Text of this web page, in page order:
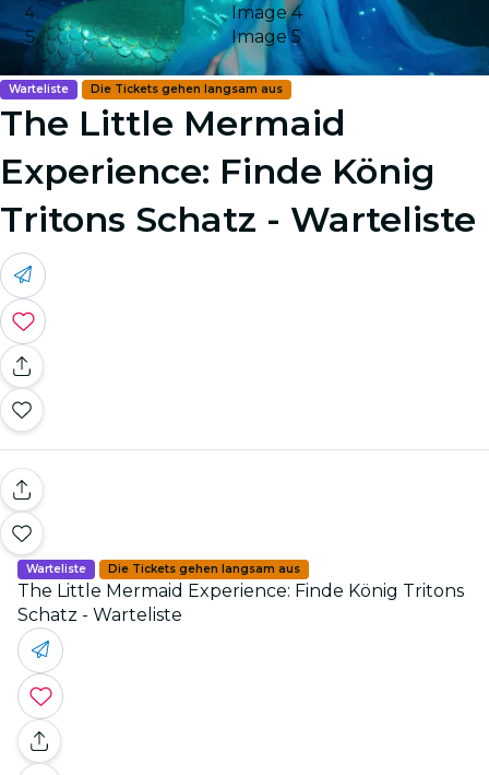
Image 4
Image 5
Warteliste Die Tickets gehen langsam aus
The Little Mermaid
Experience: Finde König
Tritons Schatz - Warteliste
Warteliste Die Tickets gehen langsam aus
The Little Mermaid Experience: Finde König Tritons
Schatz - Warteliste